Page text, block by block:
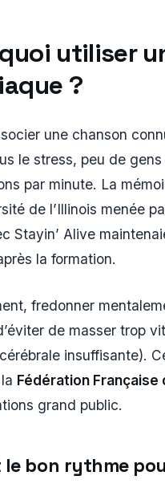
utiliser
?
une chanson
le stress, peu de
par minute. La
de l’Illinois menée
Stayin’ Alive
la formation.
fredonner
de masser trop
insuffisante).
Fédération Française
grand public.
le bon rythme